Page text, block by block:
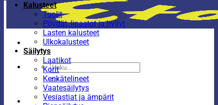
Etsi:
Kalusteet
Tuolit
Pöydät, lipastot ja hyllyt
Lasten kalusteet
Ulkokalusteet
Säilytys
Laatikot
Korit
Kenkätelineet
Vaatesäilytys
Vesiastiat ja ämpärit